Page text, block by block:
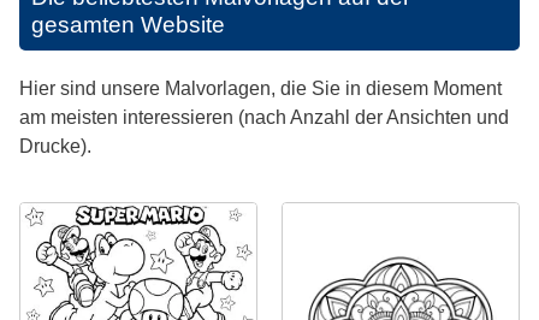
gesamten Website
Hier sind unsere Malvorlagen, die Sie in diesem Moment
am meisten interessieren (nach Anzahl der Ansichten und
Drucke).